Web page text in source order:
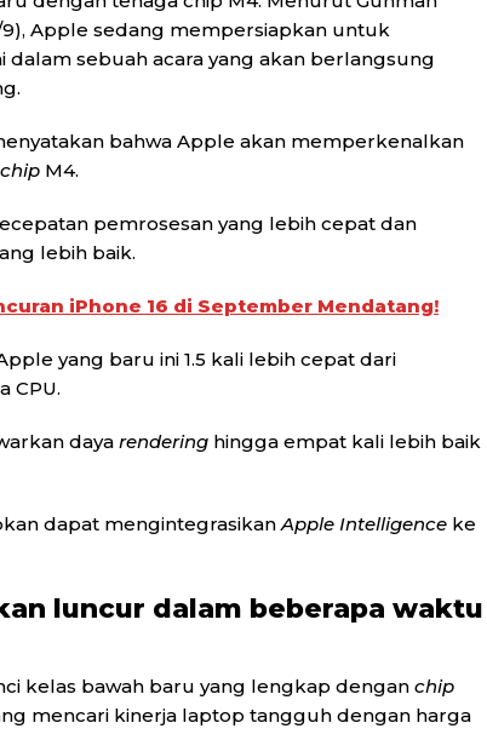
9), Apple sedang mempersiapkan untuk
dalam sebuah acara yang akan berlangsung
bahwa Apple akan memperkenalkan
chip M4.
pemrosesan yang lebih cepat dan
lebih baik.
iPhone 16 di September Mendatang!
yang baru ini 1.5 kali lebih cepat dari
CPU.
daya rendering hingga empat kali lebih baik
dapat mengintegrasikanApple Intelligence ke
luncur dalam beberapa waktu
kelas bawah baru yang lengkap dengan chip
mencari kinerja laptop tangguh dengan harga